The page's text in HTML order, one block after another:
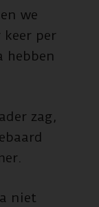
we
keer per
hebben
zag,
niet